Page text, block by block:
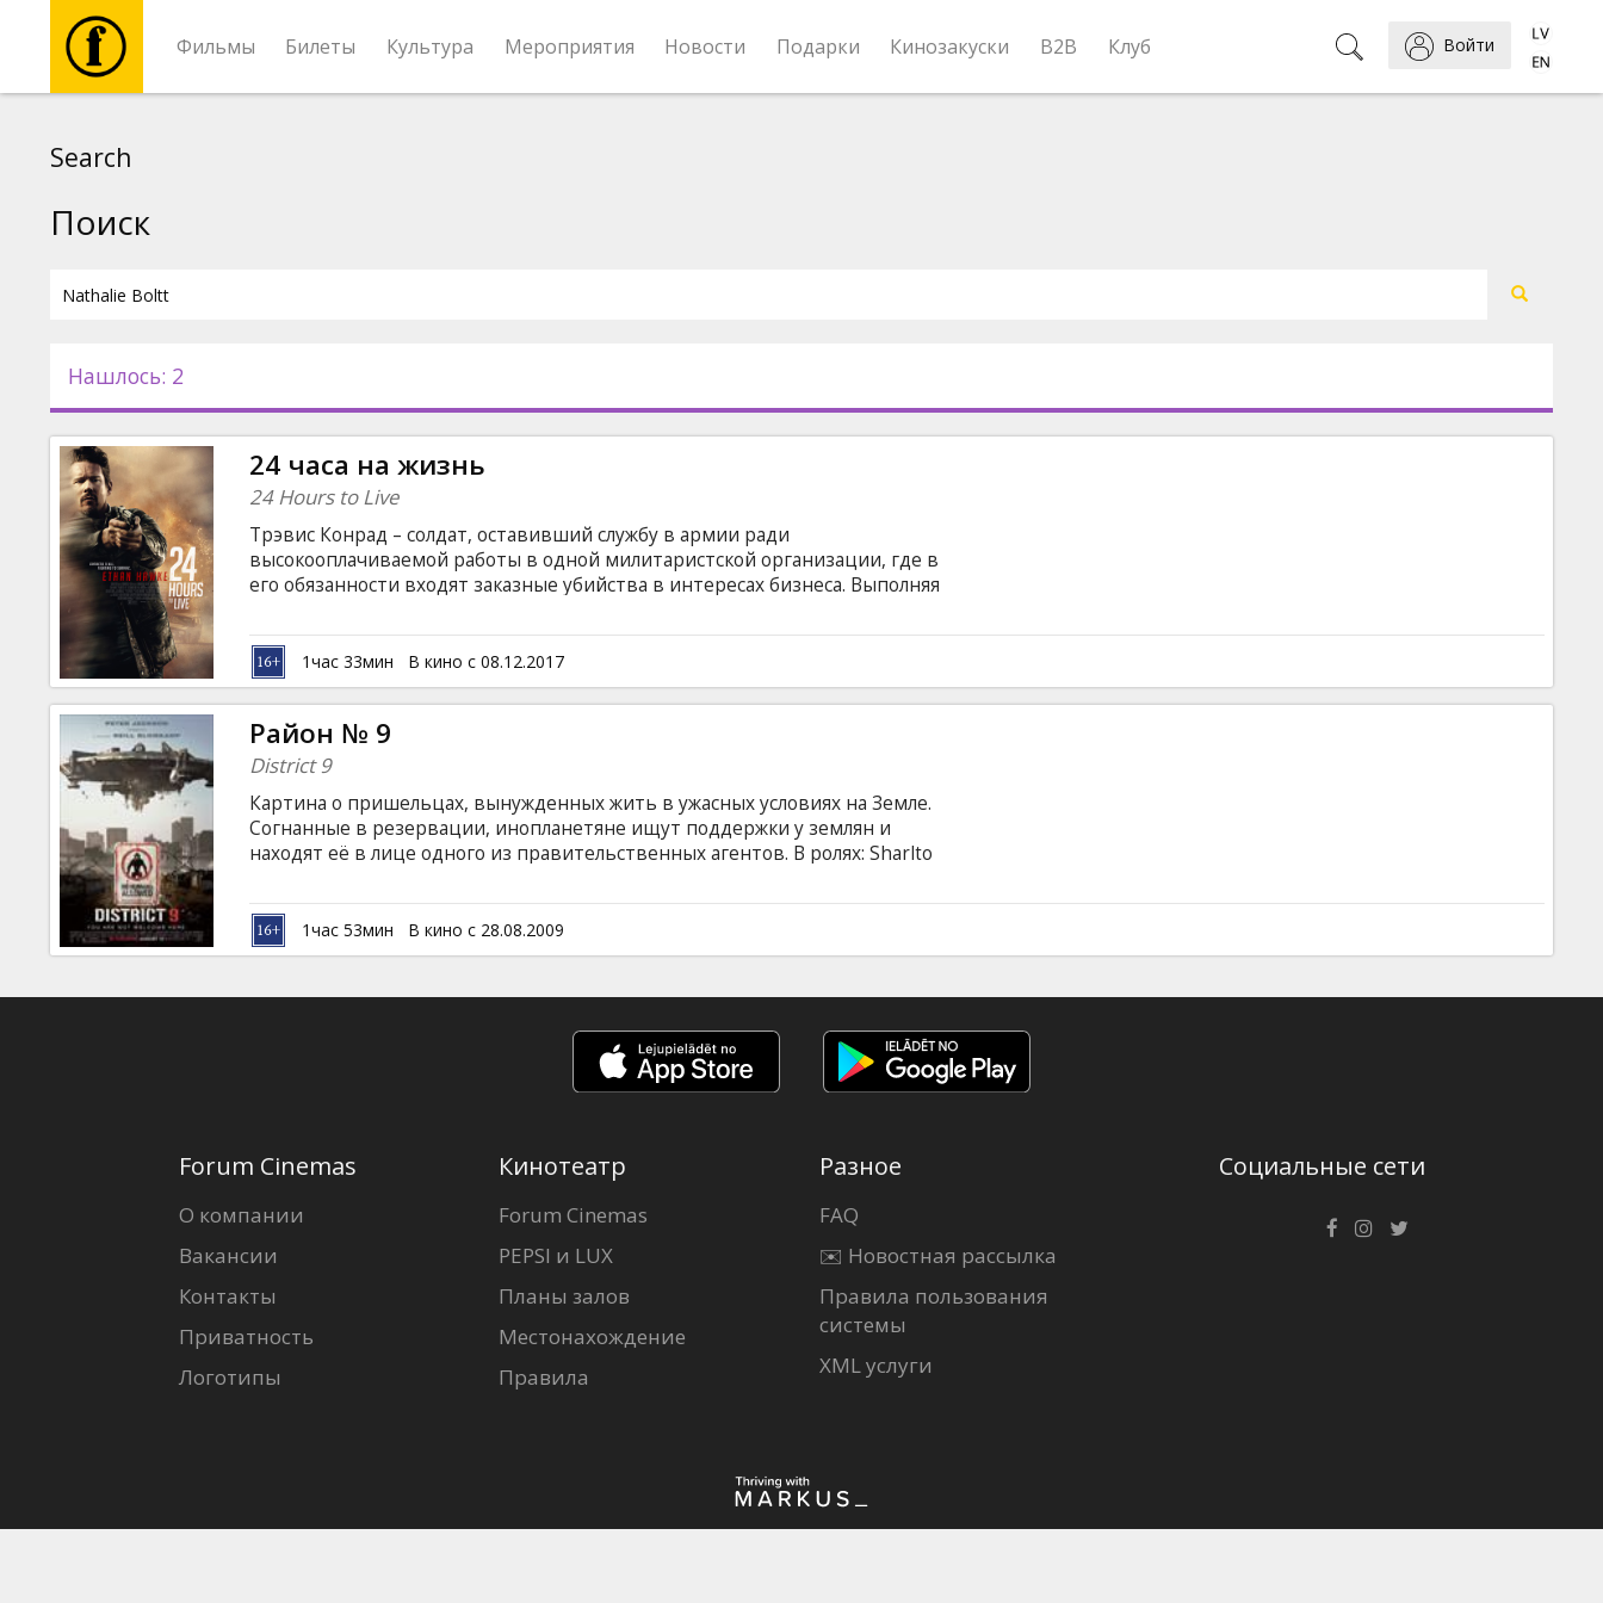
Фильмы Билеты Культура Мероприятия Новости Подарки Кинозакуски B2B Клуб Войти
Новости
Подарки
Кинозакуски
B2B
Клуб
Search
Поиск
Нашлось: 2
24 часа на жизнь
24 Hours to Live
Трэвис Конрад – солдат, оставивший службу в армии ради
высокооплачиваемой работы в одной милитаристской организации, где в
его обязанности входят заказные убийства в интересах бизнеса. Выполняя
оживлен на 24 часа, чтобы довести дело до конца. Однако, внезапно ощутив
чувство вины за совершенные им преступления, он внезапно становится на
сторону жертвы и готов свести счеты с организацией, на которую еще
работает. Фильм на английском языке с субтитрами на латышском и русском
языках.
1час 33мин В кино с 08.12.2017
Район № 9
District 9
Картина о пришельцах, вынужденных жить в ужасных условиях на Земле.
Согнанные в резервации, инопланетяне ищут поддержки у землян и
находят её в лице одного из правительственных агентов. В ролях: Sharlto
Summer, William Allen Young, Greg Melvill-Smith, Nick Blake, Morena Busa
Sesatsa, Themba Nkosi, Mzwandile Nqoba, Barry Strydom, Jed Brophy, Louis
Minnaar, Vanessa Haywood Режиссер: Neill Blomkamp Продюсер: Peter Jackson
1час 53мин В кино с 28.08.2009
Forum Cinemas
О компании
Вакансии
Контакты
Приватность
Логотипы
Кинотеатр
Forum Cinemas
PEPSI и LUX
Планы залов
Местонахождение
Правила
Разное
FAQ
✉️ Новостная рассылка
Правила пользования
системы
XML услуги
Социальные сети